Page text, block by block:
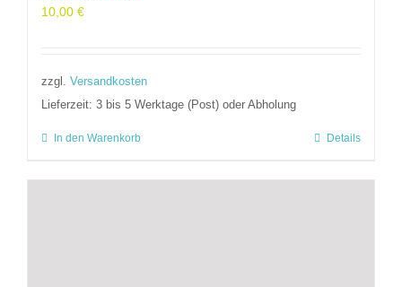
10,00 €
zzgl. Versandkosten
Lieferzeit: 3 bis 5 Werktage (Post) oder Abholung
In den Warenkorb Details